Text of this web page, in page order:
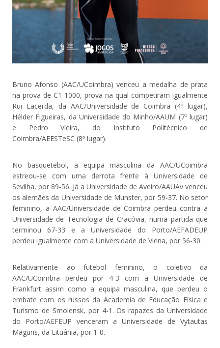
Bruno Afonso (AAC/UCoimbra) venceu a medalha de prata
na prova de C1 1000, prova na qual competiram igualmente
Rui Lacerda, da AAC/Universidade de Coimbra (4º lugar),
Hélder Figueiras, da Universidade do Minho/AAUM (7º lugar)
e Pedro Vieira, do Instituto Politécnico de
Coimbra/AEESTeSC (8º lugar).
No basquetebol, a equipa masculina da AAC/UCoimbra
estreou-se com uma derrota frente à Universidade de
Sevilha, por 89-56. Já a Universidade de Aveiro/AAUAv venceu
os alemães da Universidade de Munster, por 59-37. No setor
feminino, a AAC/Universidade de Coimbra perdeu contra a
Universidade de Tecnologia de Cracóvia, numa partida que
terminou 67-33 e a Universidade do Porto/AEFADEUP
perdeu igualmente com a Universidade de Viena, por 56-30.
Relativamente ao futebol feminino, o coletivo da
AAC/UCoimbra perdeu por 4-3 com a Universidade de
Frankfurt assim como a equipa masculina, que perdeu o
embate com os russos da Academia de Educação Física e
Turismo de Smolensk, por 4-1. Os rapazes da Universidade
do Porto/AEFEUP venceram a Universidade de Vytautas
Maguns, da Lituânia, por 1-0.